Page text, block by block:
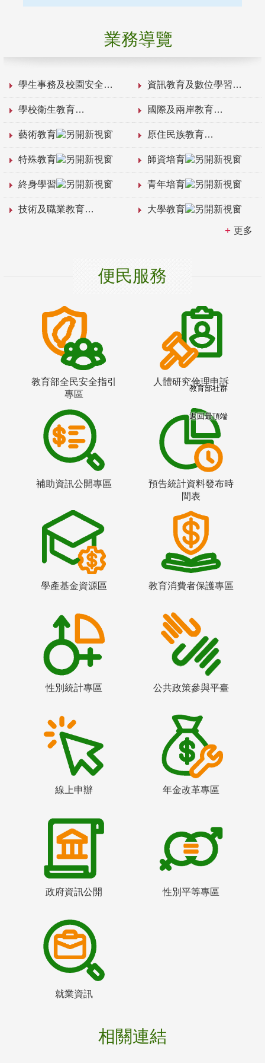
業務導覽
學生事務及校園安全 資訊教育及數位學習
學校衛生教育 國際及兩岸教育
藝術教育 原住民族教育
特殊教育 師資培育
終身學習 青年培育
技術及職業教育 大學教育
更多
便民服務
教育部全民安全指引
專區
人體研究倫理申訴
補助資訊公開專區
預告統計資料發布時
間表
學產基金資源區 教育消費者保護專區
性別統計專區 公共政策參與平臺
線上申辦 年金改革專區
政府資訊公開 性別平等專區
就業資訊
相關連結
教育部社群
返回最頂端